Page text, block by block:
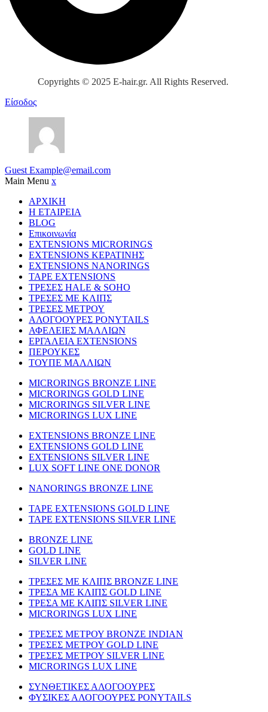
Copyrights © 2025 E-hair.gr. All Rights Reserved.
Είσοδος
Guest Example@email.com
Main Menu x
ΑΡΧΙΚΗ
Η ΕΤΑΙΡΕΙΑ
BLOG
Επικοινωνία
EXTENSIONS MICRORINGS
EXTENSIONS ΚΕΡΑΤΙΝΗΣ
EXTENSIONS NANORINGS
TAPE EXTENSIONS
ΤΡΕΣΕΣ HALE & SOHO
ΤΡΕΣΕΣ ΜΕ ΚΛΙΠΣ
ΤΡΕΣΕΣ ΜΕΤΡΟΥ
ΑΛΟΓΟΟΥΡΕΣ PONYTAILS
ΑΦΕΛΕΙΕΣ ΜΑΛΛΙΩΝ
ΕΡΓΑΛΕΙΑ EXTENSIONS
ΠΕΡΟΥΚΕΣ
ΤΟΥΠΕ ΜΑΛΛΙΩΝ
MICRORINGS BRONZE LINE
MICRORINGS GOLD LINE
MICRORINGS SILVER LINE
MICRORINGS LUX LINE
EXTENSIONS BRONZE LINE
EXTENSIONS GOLD LINE
EXTENSIONS SILVER LINE
LUX SOFT LINE ONE DONOR
NANORINGS BRONZE LINE
TAPE EXTENSIONS GOLD LINE
TAPE EXTENSIONS SILVER LINE
BRONZE LINE
GOLD LINE
SILVER LINE
ΤΡΕΣΕΣ ΜΕ ΚΛΙΠΣ BRONZE LINE
ΤΡΕΣΑ ΜΕ ΚΛΙΠΣ GOLD LINE
ΤΡΕΣΑ ΜΕ ΚΛΙΠΣ SILVER LINE
MICRORINGS LUX LINE
TΡΕΣΕΣ ΜΕΤΡΟΥ BRONZE INDIAN
ΤΡΕΣΕΣ ΜΕΤΡΟΥ GOLD LINE
ΤΡΕΣΕΣ ΜΕΤΡΟΥ SILVER LINE
MICRORINGS LUX LINE
ΣΥΝΘΕΤΙΚΕΣ ΑΛΟΓΟΟΥΡΕΣ
ΦΥΣΙΚΕΣ ΑΛΟΓΟΟΥΡΕΣ PONYTAILS